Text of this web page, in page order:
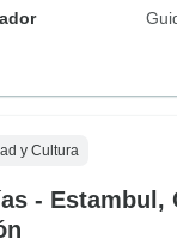
y Cultura
- Estambul,